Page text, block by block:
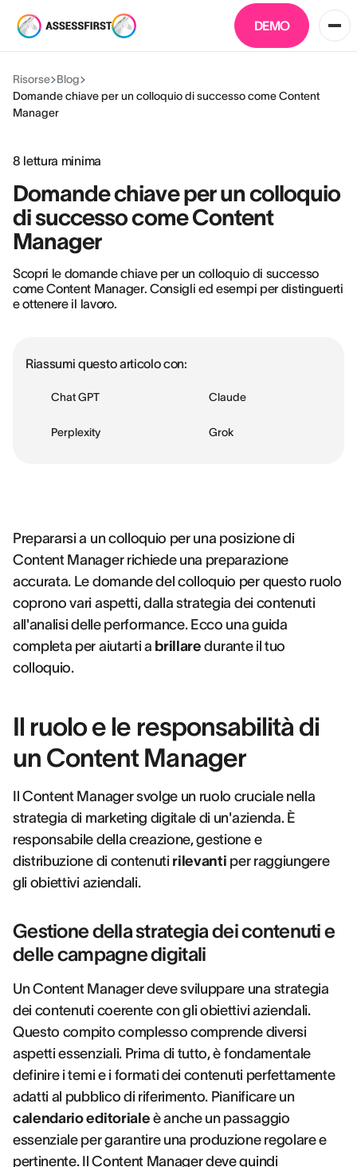
DEMO
Risorse Blog
Domande chiave per un colloquio di successo come Content
Manager
8 lettura minima
Domande chiave per un colloquio
di successo come Content
Manager
Scopri le domande chiave per un colloquio di successo
come Content Manager. Consigli ed esempi per distinguerti
e ottenere il lavoro.
Riassumi questo articolo con:
Chat GPT Claude
Perplexity Grok
Prepararsi a un colloquio per una posizione di
Content Manager richiede una preparazione
accurata. Le domande del colloquio per questo ruolo
coprono vari aspetti, dalla strategia dei contenuti
all'analisi delle performance. Ecco una guida
completa per aiutarti a brillare durante il tuo
colloquio.
Il ruolo e le responsabilità di
un Content Manager
Il Content Manager svolge un ruolo cruciale nella
strategia di marketing digitale di un'azienda. È
responsabile della creazione, gestione e
distribuzione di contenuti rilevanti per raggiungere
gli obiettivi aziendali.
Gestione della strategia dei contenuti e
delle campagne digitali
Un Content Manager deve sviluppare una strategia
dei contenuti coerente con gli obiettivi aziendali.
Questo compito complesso comprende diversi
aspetti essenziali. Prima di tutto, è fondamentale
definire i temi e i formati dei contenuti perfettamente
adatti al pubblico di riferimento. Pianificare un
calendario editoriale è anche un passaggio
essenziale per garantire una produzione regolare e
pertinente. Il Content Manager deve quindi